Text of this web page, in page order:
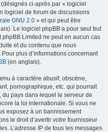
ci-après par « logiciel
logiciel de forum de discussions
GNU 2.0 » et qui peut être
Le logiciel phpBB a pour seul but
Limited ne peut en aucun cas
et du contenu que nous
plus d’informations concernant
(en anglais).
à caractère abusif, obscène,
pornographique, etc. qui pourrait
pays dans lequel le serveur de
la loi internationale. Si vous ne
exposez à un bannissement
le droit d’avertir votre fournisseur
L’adresse IP de tous les messages